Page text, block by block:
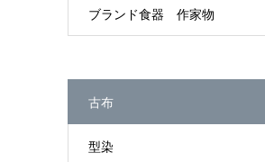
ブランド食器 作家物
古布
型染